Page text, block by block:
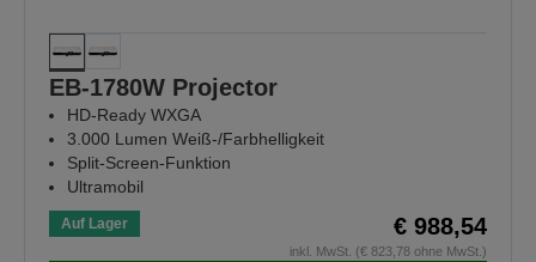
EB-1780W Projector
HD-Ready WXGA
3.000 Lumen Weiß-/Farbhelligkeit
Split-Screen-Funktion
Ultramobil
Auf Lager € 988,54
inkl. MwSt. (€ 823,78 ohne MwSt.)